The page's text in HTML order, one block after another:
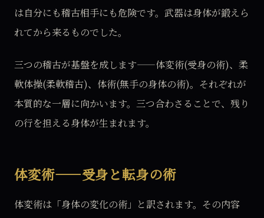
は自分にも稽古相手にも危険です。武器は身体が鍛えら
れてから来るものでした。
三つの稽古が基盤を成します——体変術(受身の術)、柔
軟体操(柔軟稽古)、体術(無手の身体の術)。それぞれが
本質的な一層に向かいます。三つ合わさることで、残り
の行を担える身体が生まれます。
体変術——受身と転身の術
体変術は「身体の変化の術」と訳されます。その内容